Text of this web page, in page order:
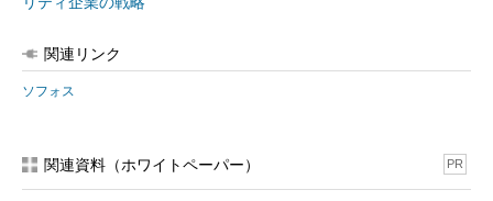
関連リンク
ソフォス
関連資料（ホワイトペーパー） PR